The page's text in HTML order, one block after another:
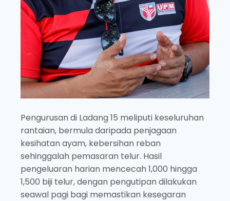
Pengurusan di Ladang 15 meliputi keseluruhan
rantaian, bermula daripada penjagaan
kesihatan ayam, kebersihan reban
sehinggalah pemasaran telur. Hasil
pengeluaran harian mencecah 1,000 hingga
1,500 biji telur, dengan pengutipan dilakukan
seawal pagi bagi memastikan kesegaran